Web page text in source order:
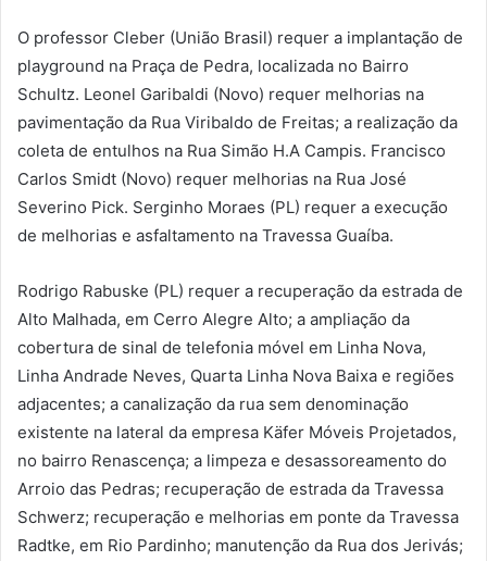
O professor Cleber (União Brasil) requer a implantação de
playground na Praça de Pedra, localizada no Bairro
Schultz. Leonel Garibaldi (Novo) requer melhorias na
pavimentação da Rua Viribaldo de Freitas; a realização da
coleta de entulhos na Rua Simão H.A Campis. Francisco
Carlos Smidt (Novo) requer melhorias na Rua José
Severino Pick. Serginho Moraes (PL) requer a execução
de melhorias e asfaltamento na Travessa Guaíba.
Rodrigo Rabuske (PL) requer a recuperação da estrada de
Alto Malhada, em Cerro Alegre Alto; a ampliação da
cobertura de sinal de telefonia móvel em Linha Nova,
Linha Andrade Neves, Quarta Linha Nova Baixa e regiões
adjacentes; a canalização da rua sem denominação
existente na lateral da empresa Käfer Móveis Projetados,
no bairro Renascença; a limpeza e desassoreamento do
Arroio das Pedras; recuperação de estrada da Travessa
Schwerz; recuperação e melhorias em ponte da Travessa
Radtke, em Rio Pardinho; manutenção da Rua dos Jerivás;